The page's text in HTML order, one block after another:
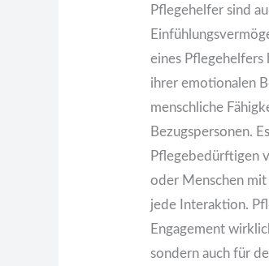
Pflegehelfer sind
eines
ihrer emotionalen
menschliche
Bezugspersonen.
Pflegebedürftigen
oder Menschen
jede Interaktion.
Engagement
sondern auch für